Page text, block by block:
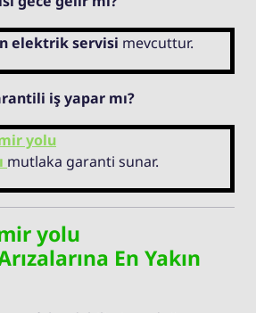
elektrik servisi mevcuttur.
iş yapar mı?
yolu
mutlaka garanti sunar.
yolu
En Yakın